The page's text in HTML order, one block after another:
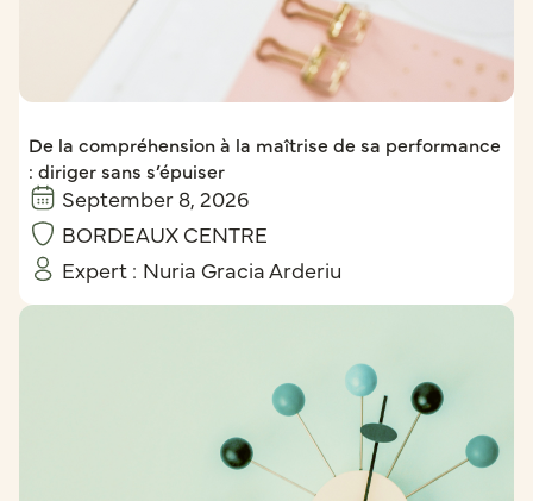
De la compréhension à la maîtrise de sa performance
: diriger sans s’épuiser
September 8, 2026
BORDEAUX CENTRE
Expert : Nuria Gracia Arderiu